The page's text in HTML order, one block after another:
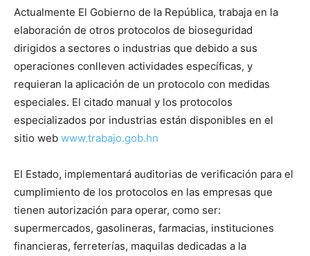
Actualmente El Gobierno de la República, trabaja en la
elaboración de otros protocolos de bioseguridad
dirigidos a sectores o industrias que debido a sus
operaciones conlleven actividades específicas, y
requieran la aplicación de un protocolo con medidas
especiales. El citado manual y los protocolos
especializados por industrias están disponibles en el
sitio web www.trabajo.gob.hn
El Estado, implementará auditorias de verificación para el
cumplimiento de los protocolos en las empresas que
tienen autorización para operar, como ser:
supermercados, gasolineras, farmacias, instituciones
financieras, ferreterías, maquilas dedicadas a la